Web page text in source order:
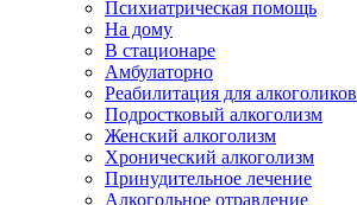
Психиатрическая помощь
На дому
В стационаре
Амбулаторно
Реабилитация для алкоголиков
Подростковый алкоголизм
Женский алкоголизм
Хронический алкоголизм
Принудительное лечение
Алкогольное отравление